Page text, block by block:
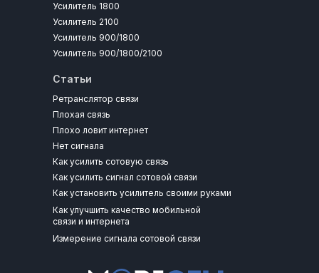
Статьи
Ретранслятор связи
Усилитель 1800
Усилитель 2100
Усилитель 900/1800
Усилитель 900/1800/2100
Плохая связь
Плохо ловит интернет
Нет сигнала
Как усилить сотовую связь
Как усилить сигнал сотовой связи
Как установить усилитель своими руками
Как улучшить качество мобильной
связи и интернета
Измерение сигнала сотовой связи